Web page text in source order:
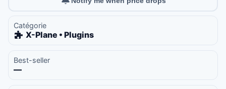
Catégorie
X-Plane • Plugins
Best-seller
—